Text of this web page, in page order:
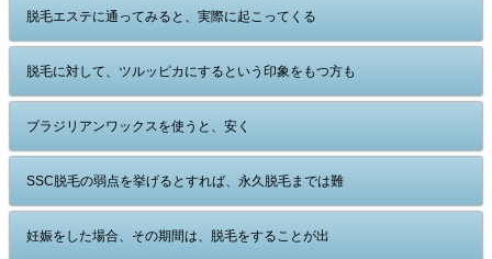
脱毛エステに通ってみると、実際に起こってくる
脱毛に対して、ツルッピカにするという印象をもつ方も
ブラジリアンワックスを使うと、安く
SSC脱毛の弱点を挙げるとすれば、永久脱毛までは難
妊娠をした場合、その期間は、脱毛をすることが出